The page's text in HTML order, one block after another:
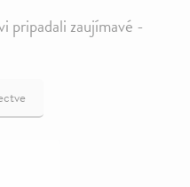
pripadali zaujímavé -